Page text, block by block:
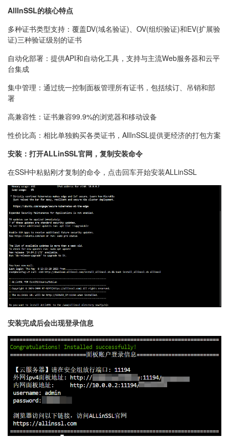
AllInSSL的核心特点
多种证书类型支持：覆盖DV(域名验证)、OV(组织验证)和EV(扩展验
证)三种验证级别的证书
自动化部署：提供API和自动化工具，支持与主流Web服务器和云平
台集成
集中管理：通过统一控制面板管理所有证书，包括续订、吊销和部
署
高兼容性：证书兼容99.9%的浏览器和移动设备
性价比高：相比单独购买各类证书，AllInSSL提供更经济的打包方案
安装：打开ALLinSSL官网，复制安装命令
在SSH中粘贴刚才复制的命令，点击回车开始安装ALLinSSL
安装完成后会出现登录信息